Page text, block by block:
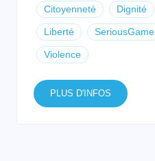
Citoyenneté Dignité
Liberté SeriousGame
Violence
PLUS D'INFOS